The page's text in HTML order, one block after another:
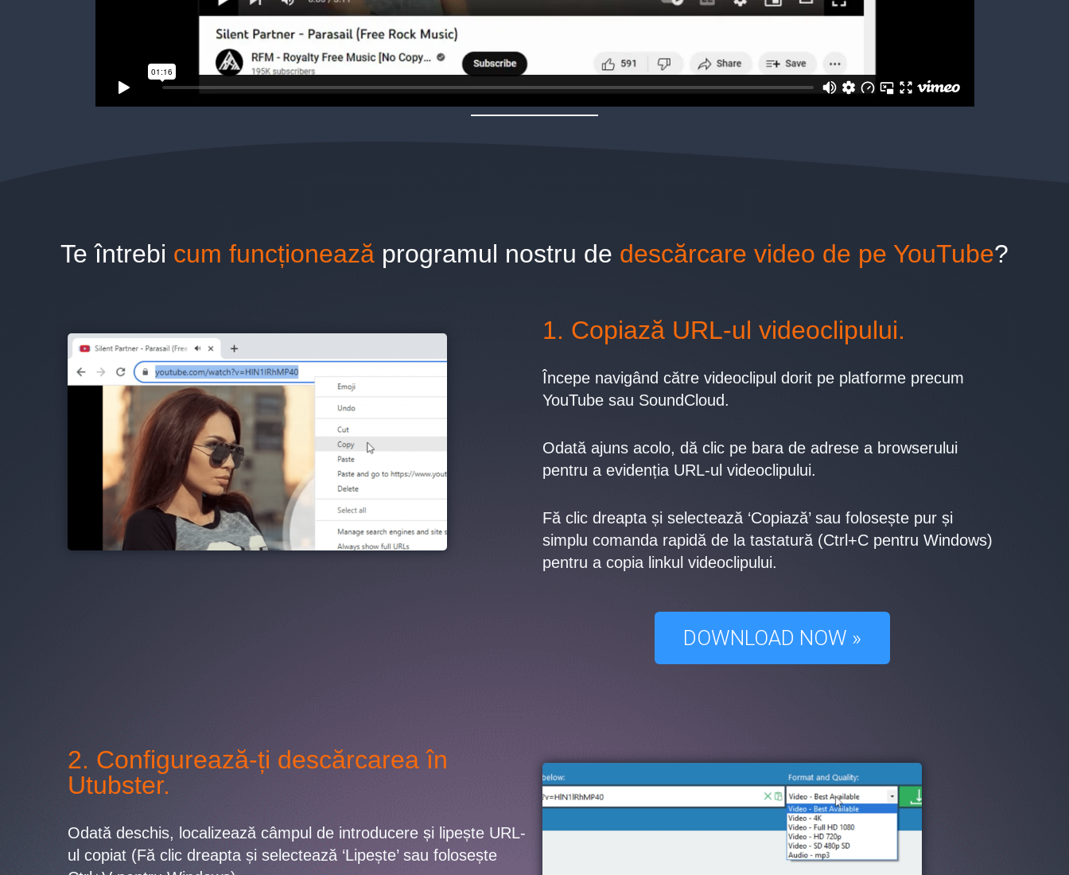
Te întrebi cum funcționează programul nostru de descărcare video de pe YouTube?
1. Copiază URL-ul videoclipului.
Începe navigând către videoclipul dorit pe platforme precum
YouTube sau SoundCloud.
Odată ajuns acolo, dă clic pe bara de adrese a browserului
pentru a evidenția URL-ul videoclipului.
Fă clic dreapta și selectează ‘Copiază’ sau folosește pur și
simplu comanda rapidă de la tastatură (Ctrl+C pentru Windows)
pentru a copia linkul videoclipului.
DOWNLOAD NOW »
2. Configurează-ți descărcarea în
Utubster.
Odată deschis, localizează câmpul de introducere și lipește URL-
ul copiat (Fă clic dreapta și selectează ‘Lipește’ sau folosește